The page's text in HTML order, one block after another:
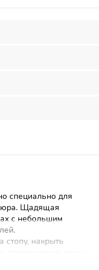
специально для
Щадящая
с небольшим
стопу, накрыть
ороговевшую кожу с